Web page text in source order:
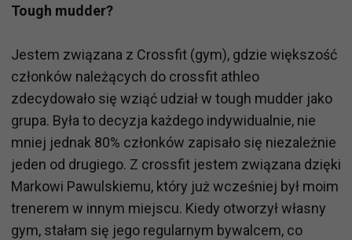
Tough mudder?
Jestem związana z Crossfit (gym), gdzie większość
członków należących do crossfit athleo
zdecydowało się wziąć udział w tough mudder jako
grupa. Była to decyzja każdego indywidualnie, nie
mniej jednak 80% członków zapisało się niezależnie
jeden od drugiego. Z crossfit jestem związana dzięki
Markowi Pawulskiemu, który już wcześniej był moim
trenerem w innym miejscu. Kiedy otworzył własny
gym, stałam się jego regularnym bywalcem, co